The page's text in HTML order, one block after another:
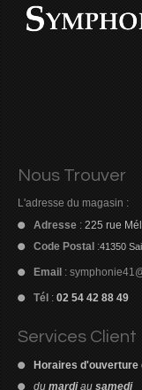
Nous Trouver
L'adresse du magasin :
Adresse : 225 rue
Code Postal :41350
Email :
Tél : 02 54 42 88 49
Services Client
Horaires d'ouverture
du mardiau samedi